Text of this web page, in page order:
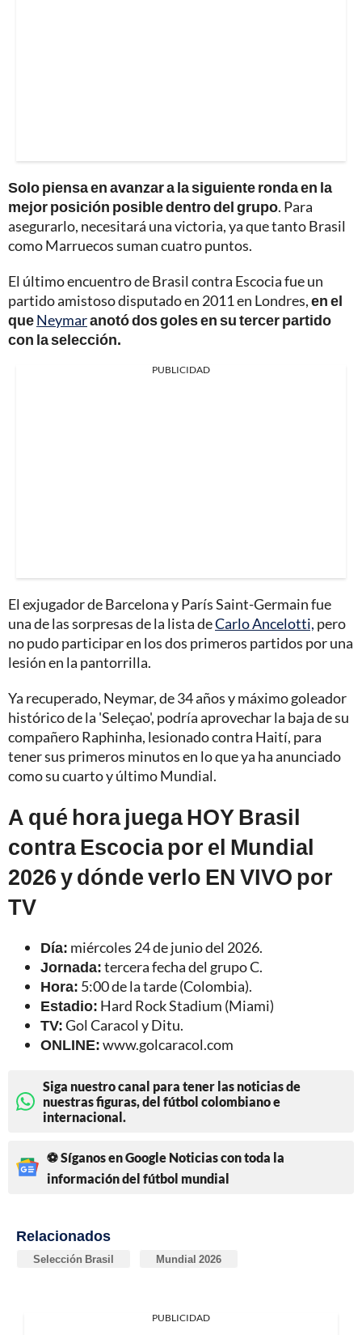
Solo piensa en avanzar a la siguiente ronda en la
mejor posición posible dentro del grupo. Para
asegurarlo, necesitará una victoria, ya que tanto Brasil
como Marruecos suman cuatro puntos.
El último encuentro de Brasil contra Escocia fue un
partido amistoso disputado en 2011 en Londres,en el
queNeymaranotó dos goles en su tercer partido
con la selección.
PUBLICIDAD
El exjugador de Barcelona y París Saint-Germain fue
una de las sorpresas de la lista deCarlo Ancelotti, pero
no pudo participar en los dos primeros partidos por una
lesión en la pantorrilla.
Ya recuperado, Neymar, de 34 años y máximo goleador
histórico de la 'Seleçao', podría aprovechar la baja de su
compañero Raphinha, lesionado contra Haití, para
tener sus primeros minutos en lo que ya ha anunciado
como su cuarto y último Mundial.
A qué hora juega HOY Brasil
contra Escocia por el Mundial
2026 y dónde verlo EN VIVO por
TV
Día: miércoles 24 de junio del 2026.
Jornada:tercera fecha del grupo C.
Hora: 5:00 de la tarde (Colombia).
Estadio: Hard Rock Stadium (Miami)
TV:Gol Caracol y Ditu.
ONLINE:www.golcaracol.com
Siga nuestro canal para tener las noticias de
nuestras figuras, del fútbol colombiano e
internacional.
⚽ Síganos en Google Noticias con toda la
información del fútbol mundial
Relacionados
Selección Brasil Mundial 2026
PUBLICIDAD